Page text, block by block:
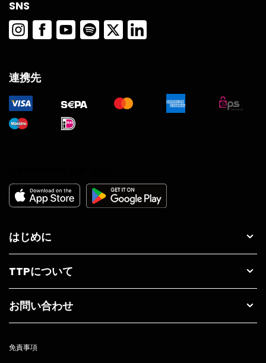
に上げることができますが、比率を上げるにつれて成功率は低下
する可能性が高いことを認識しておいてください。過信や過度な
リスクテイクを避けるために、より洗練されたリスク管理戦略を
注意深く分析することで、徐々にトレードを改善し、長期的に一
貫した収益性を達成することができます。 リスク管理トレード：
損切りと戦略実行のバランス トレードにおいて、損失を避け利益
を最大化するためにはリスク管理が不可欠です。リスク管理の一
つの側面は、潜在的な損失を制限するためにストップロス（損切
り）を設定することです。しかし、経験豊富なトレーダーは、特
ト、関与するドルベースのリスク、必要な株数やロット数を知る
ことが含まれます。計画を立てておくことで、トレーダーは厳格
る資産のボラティリティを考慮しなければなりません。ボラティ
リティの高い資産の場合、突然の市場の変化で「ふるい落とされ
用しない方が良い場合があります。ただし、トレーダーはリスク
を認識し、過度な損失を避けるために資産の動きを注意深く監視
しなければなりません。ふるい落としの最中に損切りがトリガー
された場合、トレーダーはトレードを再実行する前に、パラメー
タが依然として自分に有利であるかどうかを評価する必要があり
理の重要な側面です。トレードを過剰に管理すると、マイクロマ
の損失について語ります。15年の経験を持つミキは、感情をコント
ロールできず損切りができなかったことで、多額の損失を被りま
した。 ミキのトレードは最初は順調で、2,000ドルの利益を上げ
ていましたが、その後株価が下落し始めました。彼はポジション
け、ついに口座の購入力が尽きました。 初日に25,000ドルの損失
は、自分が間違っていると気づいた時に損切りしなかったことで
す。彼は取引を追いかけすぎて感情的になり、冷静な判断ができ
なくなっていました。さらに、15年の成功したトレード経験が過信
うことを推奨しています。また、トレードジャーナルをつけるこ
とで取引履歴や感情の変化を記録し、定期的に見直すことも推奨
しています。 損失後の余波 ミキの大損失は痛手でしたが、彼にと
をシェアすることで、他のトレーダーが同じ過ちを繰り返さない
ようにと願っています。 損失から利益へ エピソードの最後では、
ミキが利益を出すためのポイントについて語ります。 彼が利益を
出せるようになったきっかけの一つは、プラットフォームから損
益表示（PnL）を削除し、1週間または1ヶ月間見ないようにしたこ
とです。 彼は「利益は取引の結果であり、PnLを見ないことで取
引の実行に集中できる」と語っています。 トレードにおけるその
他のミス ミキはトレードでの感情管理の重要性についても警鐘を
鳴らしています。 特に、利益が出ているポジションを早くクロー
との危険性について触れています。 さらに、過剰レバレッジの使
SNS
連携先
はじめに
TTPについて
お問い合わせ
免責事項